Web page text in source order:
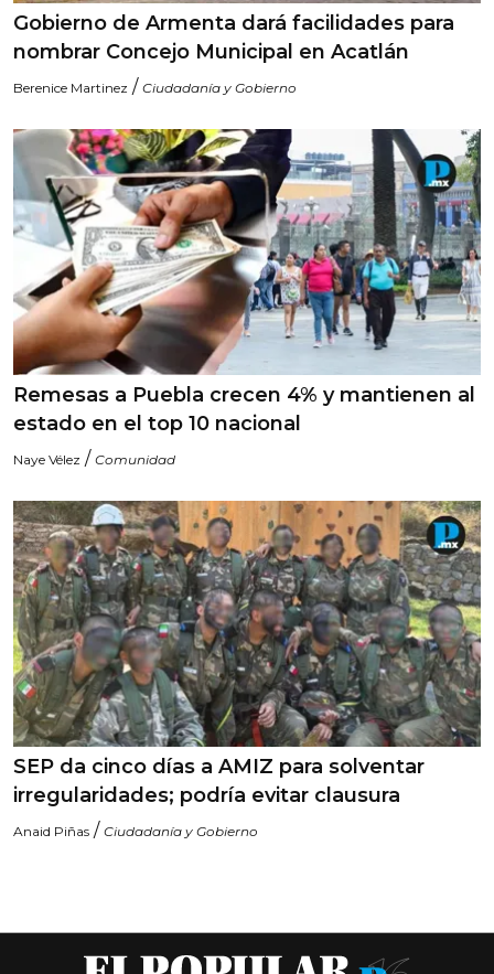
Gobierno de Armenta dará facilidades para
nombrar Concejo Municipal en Acatlán
Berenice Martinez / Ciudadanía y Gobierno
Remesas a Puebla crecen 4% y mantienen al
estado en el top 10 nacional
Naye Vélez / Comunidad
SEP da cinco días a AMIZ para solventar
irregularidades; podría evitar clausura
Anaid Piñas / Ciudadanía y Gobierno